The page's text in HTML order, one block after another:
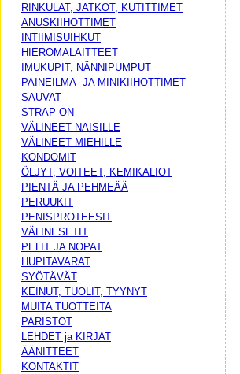
RINKULAT, JATKOT, KUTITTIMET
ANUSKIIHOTTIMET
INTIIMISUIHKUT
HIEROMALAITTEET
IMUKUPIT, NÄNNIPUMPUT
PAINEILMA- JA MINIKIIHOTTIMET
SAUVAT
STRAP-ON
VÄLINEET NAISILLE
VÄLINEET MIEHILLE
KONDOMIT
ÖLJYT, VOITEET, KEMIKALIOT
PIENTÄ JA PEHMEÄÄ
PERUUKIT
PENISPROTEESIT
VÄLINESETIT
PELIT JA NOPAT
HUPITAVARAT
SYÖTÄVÄT
KEINUT, TUOLIT, TYYNYT
MUITA TUOTTEITA
PARISTOT
LEHDET ja KIRJAT
ÄÄNITTEET
KONTAKTIT